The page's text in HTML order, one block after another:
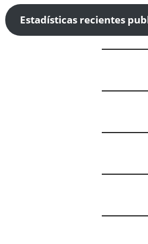
Estadísticas recientes